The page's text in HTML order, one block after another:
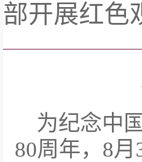
部开展红色
为纪念中
80周年，8